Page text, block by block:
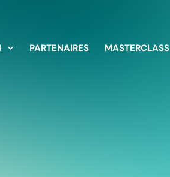
PARTENAIRES MASTERCLASS